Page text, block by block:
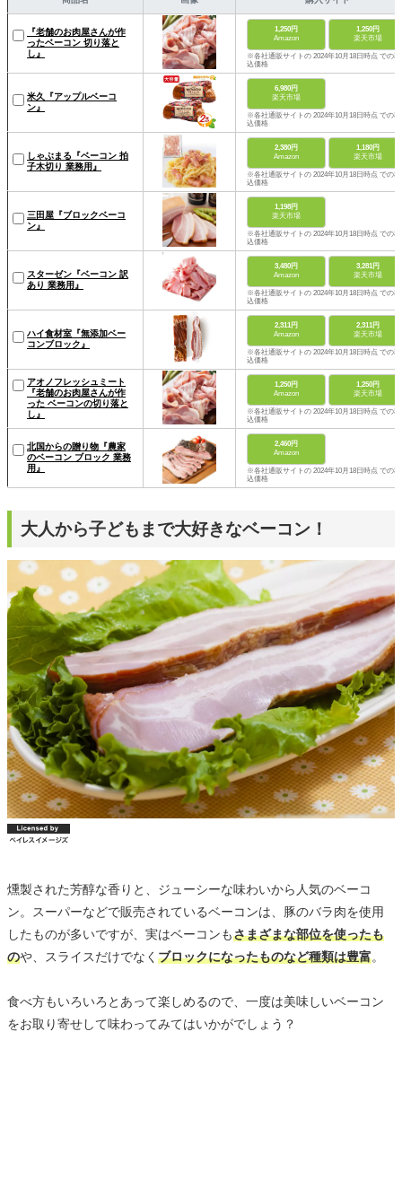
『老舗のお肉屋さんが作
ったベーコン 切り落と
し』
1,250円
Amazon
1,250円
楽天市場
※各社通販サイトの 2024年10月18日時点 での税
込価格
米久『アップルベーコ
ン』
6,980円
楽天市場
※各社通販サイトの 2024年10月18日時点 での税
込価格
しゃぶまる『ベーコン 拍
子木切り 業務用』
2,380円
Amazon
1,180円
楽天市場
※各社通販サイトの 2024年10月18日時点 での税
込価格
三田屋『ブロックベーコ
ン』
1,198円
楽天市場
※各社通販サイトの 2024年10月18日時点 での税
込価格
スターゼン『ベーコン 訳
あり 業務用』
3,480円
Amazon
3,281円
楽天市場
※各社通販サイトの 2024年10月18日時点 での税
込価格
ハイ食材室『無添加ベー
コンブロック』
2,311円
Amazon
2,311円
楽天市場
※各社通販サイトの 2024年10月18日時点 での税
込価格
アオノフレッシュミート
『老舗のお肉屋さんが作
った ベーコンの切り落と
し』
1,250円
Amazon
1,250円
楽天市場
※各社通販サイトの 2024年10月18日時点 での税
込価格
北国からの贈り物『農家
のベーコン ブロック 業務
用』
2,460円
Amazon
※各社通販サイトの 2024年10月18日時点 での税
込価格
大人から子どもまで大好きなベーコン！
燻製された芳醇な香りと、ジューシーな味わいから人気のベーコ
ン。スーパーなどで販売されているベーコンは、豚のバラ肉を使用
したものが多いですが、実はベーコンもさまざまな部位を使ったも
のや、スライスだけでなく ブロックになったものなど種類は豊富。
食べ方もいろいろとあって楽しめるので、一度は美味しいベーコン
をお取り寄せして味わってみてはいかがでしょう？